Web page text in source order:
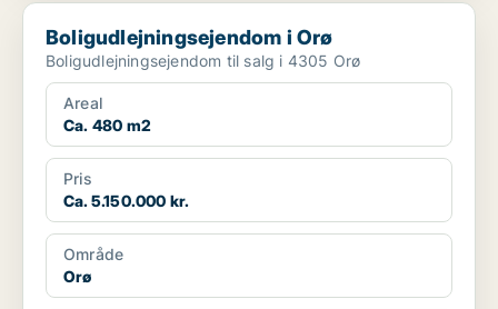
Boligudlejningsejendom i Orø
Boligudlejningsejendom i Orø
Boligudlejningsejendom til salg i 4305 Orø
Areal
Ca. 480 m2
Pris
Ca. 5.150.000 kr.
Område
Orø